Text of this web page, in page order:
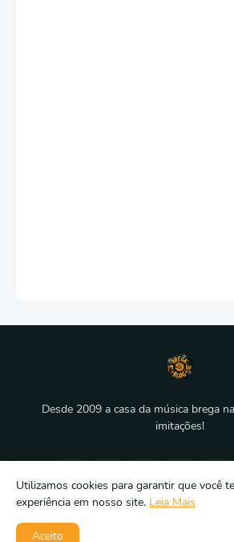
Desde 2009 a casa da música brega
imitações!
Utilizamos cookies para garantir que você
experiência em nosso site. Leia Mais
Aceito